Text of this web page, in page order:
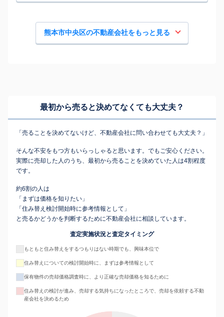
熊本市中央区の不動産会社をもっと見る
最初から売ると決めてなくても大丈夫？
「売ることを決めてないけど、不動産会社に問い合わせても大丈夫？」
そんな不安をもつ方もいらっしゃると思います。でもご安心ください。
実際に売却した人のうち、最初から売ることを決めていた人は4割程度
です。
約6割の人は
「まずは価格を知りたい」
「住み替え検討開始時に参考情報として」
と売るかどうかを判断するために不動産会社に相談しています。
査定実施状況と査定タイミング
もともと住み替えをするつもりはない時期でも、興味本位で
住み替えについての検討開始時に、まずは参考情報として
保有物件の売却価格調査時に、より正確な売却価格を知るために
住み替えの検討が進み、売却する気持ちになったところで、売却を依頼する不動
産会社を決めるため